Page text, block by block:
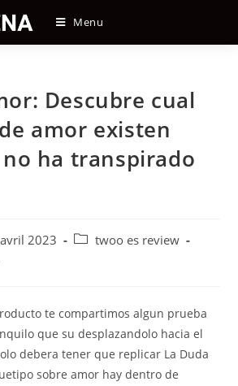
Menu
Descubre cual
amor existen
ha transpirado
2023
Posttwoo es review
te compartimos algun prueba
que su desplazandolo hacia el
debera tener que replicar La Duda
sobre amor hay dentro de